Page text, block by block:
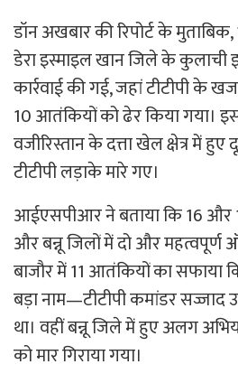
डॉन अखबार की रिपोर्ट के
डेरा इस्माइल खान जिले के
कार्रवाई की गई, जहां टीटीपी के
10 आतंकियों को ढेर किया गया।
वजीरिस्तान के दत्ता खेल क्षेत्र में
टीटीपी लड़ाके मारे गए।
आईएसपीआर ने बताया कि 16 और
और बन्नू जिलों में दो और
बाजौर में 11 आतंकियों का सफाया
बड़ा नाम—टीटीपी कमांडर
था। वहीं बन्नू जिले में हुए अलग
को मार गिराया गया।